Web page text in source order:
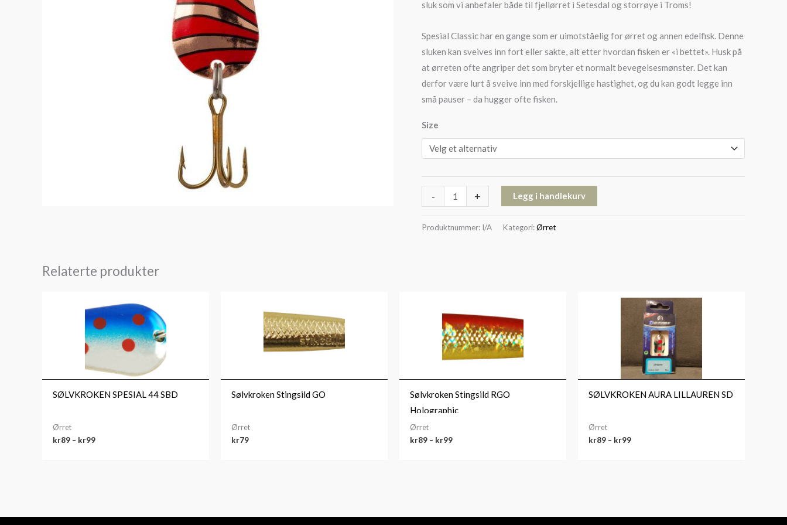
sluk som vi anbefaler både til fjellørret i Setesdal og storrøye i Troms!
Spesial Classic har en gange som er uimotståelig for ørret og annen edelfisk. Denne
sluken kan sveives inn fort eller sakte, alt etter hvordan fisken er «i bettet». Husk på
at ørreten ofte angriper det som bryter et normalt bevegelsesmønster. Det kan
derfor være lurt å sveive inn med forskjellige hastighet, og du kan godt legge inn
små pauser – da hugger ofte fisken.
Size
- + Legg i handlekurv
Produktnummer: I/A Kategori:Ørret
Relaterte produkter
SØLVKROKEN SPESIAL 44 SBD
Ørret
kr89 – kr99
kr89
til
kr99
Sølvkroken Stingsild GO
Ørret
kr79
Sølvkroken Stingsild RGO
Holographic
Ørret
kr89 – kr99
til
kr99
SØLVKROKEN AURA LILLAUREN SD
Ørret
kr89 – kr99
Prisområde:
kr89
kr99